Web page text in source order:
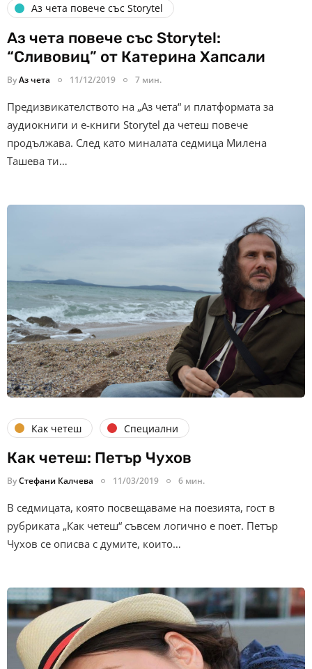
Аз чета повече със Storytel
Аз чета повече със Storytel:
“Сливовиц” от Катерина Хапсали
ByАз чета 11/12/2019 7 мин.
Предизвикателството на „Аз чета“ и платформата за
аудиокниги и е-книги Storytel да четеш повече
продължава. След като миналата седмица Милена
Ташева ти…
Как четеш Специални
Как четеш: Петър Чухов
ByСтефани Калчева 11/03/2019 6 мин.
В седмицата, която посвещаваме на поезията, гост в
рубриката „Как четеш“ съвсем логично е поет. Петър
Чухов се описва с думите, които…